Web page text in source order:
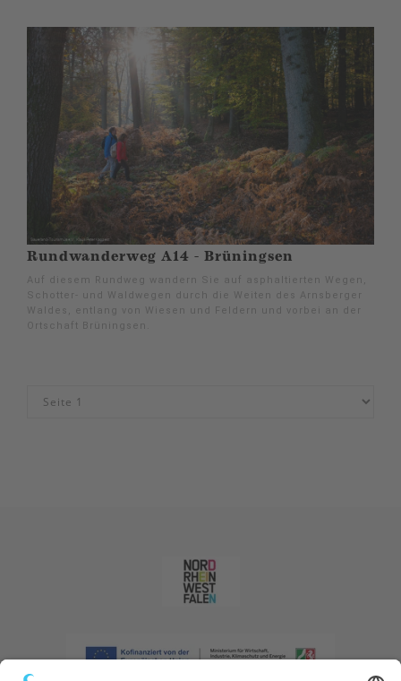
Rundwanderweg A14 - Brüningsen
Auf diesem Rundweg wandern Sie auf asphaltierten Wegen,
Schotter- und Waldwegen durch die Weiten des Arnsberger
Waldes, entlang von Wiesen und Feldern und vorbei an der
Ortschaft Brüningsen.